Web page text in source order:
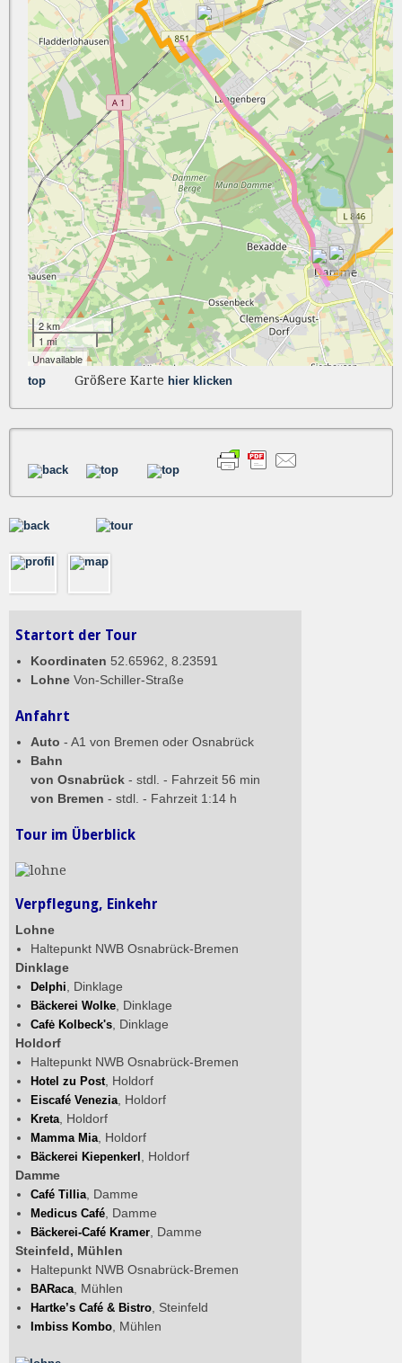
topGrößere Karte hier klicken
Startort der Tour
Koordinaten 52.65962, 8.23591
LohneVon-Schiller-Straße
Anfahrt
Auto - A1 von Bremen oder Osnabrück
Bahn
von Osnabrück- stdl. - Fahrzeit 56 min
von Bremen - stdl. - Fahrzeit 1:14 h
Tour im Überblick
Verpflegung, Einkehr
Lohne
Haltepunkt NWB Osnabrück-Bremen
Dinklage
Delphi, Dinklage
Bäckerei Wolke, Dinklage
Cafė Kolbeck's, Dinklage
Holdorf
Haltepunkt NWB Osnabrück-Bremen
Hotel zu Post, Holdorf
Eiscafé Venezia, Holdorf
Kreta, Holdorf
Mamma Mia, Holdorf
Bäckerei Kiepenkerl , Holdorf
Damme
Café Tillia, Damme
Medicus Café, Damme
Bäckerei-Café Kramer, Damme
Steinfeld, Mühlen
Haltepunkt NWB Osnabrück-Bremen
BARaca, Mühlen
Hartke’s Café & Bistro, Steinfeld
Imbiss Kombo, Mühlen